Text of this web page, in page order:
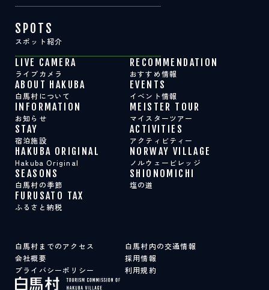
SPOTS
スポット紹介
LIVE CAMERA
ライブカメラ
RECOMMENDATION
おすすめ情報
ABOUT HAKUBA
白馬村について
EVENTS
イベント情報
INFORMATION
お知らせ
MEISTER TOUR
マイスターツアー
STAY
宿泊施設
ACTIVITIES
アクティビティー
HAKUBA ORIGINAL
Hakuba Original
NORWAY VILLAGE
ノルウェービレッジ
SEASONS
白馬村の季節
SHIONOMICHI
塩の道
FURUSATO TAX
ふるさと納税
白馬村までのアクセス
白馬村内の交通情報
会社概要
採用情報
プライバシーポリシー
利用規約